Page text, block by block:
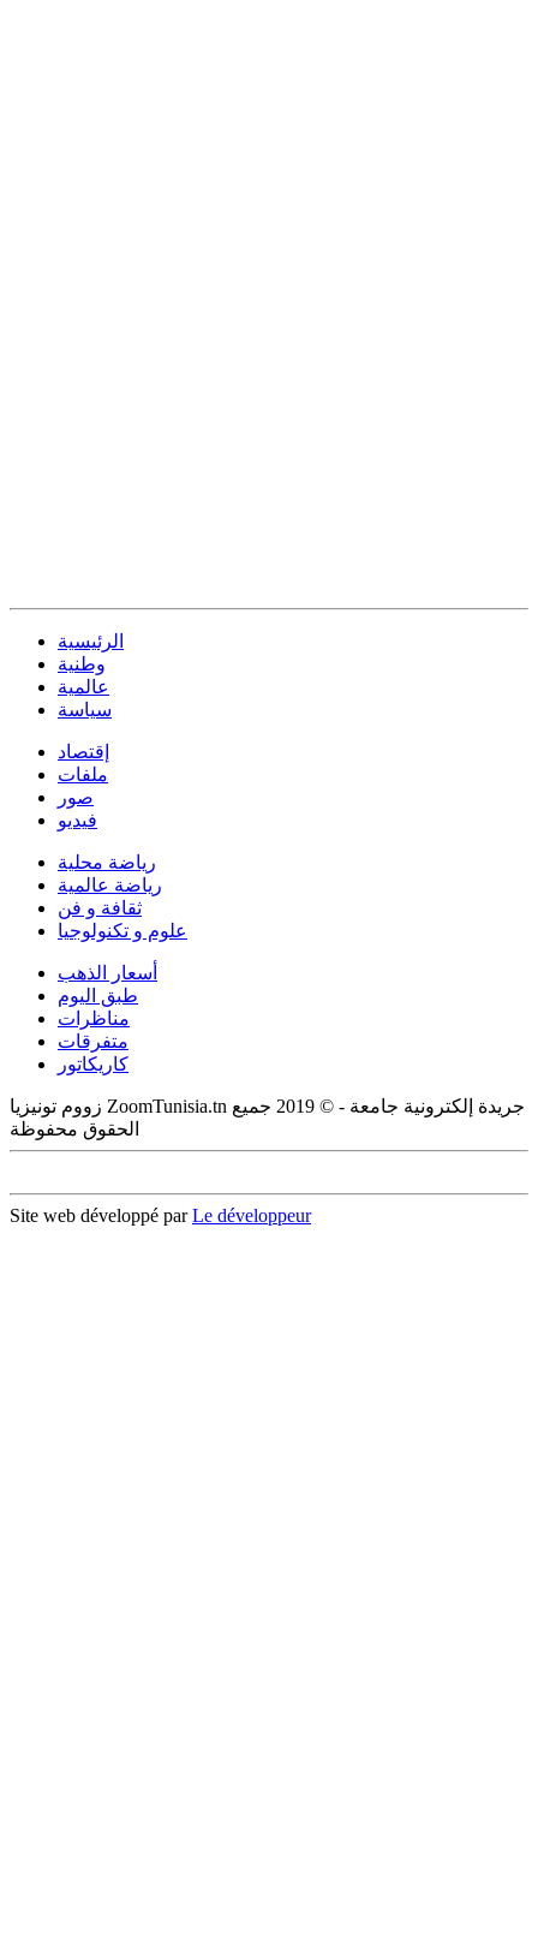
الرئيسية
وطنية
عالمية
سياسة
إقتصاد
ملفات
صور
فيديو
رياضة محلية
رياضة عالمية
ثقافة و فن
علوم و تكنولوجيا
أسعار الذهب
طبق اليوم
مناظرات
متفرقات
كاريكاتور
زووم تونيزيا ZoomTunisia.tn جريدة إلكترونية جامعة - © 2019 جميع
الحقوق محفوظة
Site web développé parLe développeur